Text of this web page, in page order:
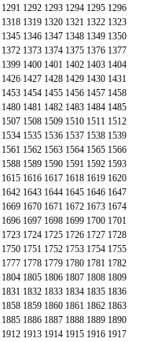
1291 1292 1293 1294 1295 1296
1318 1319 1320 1321 1322 1323
1345 1346 1347 1348 1349 1350
1372 1373 1374 1375 1376 1377
1399 1400 1401 1402 1403 1404
1426 1427 1428 1429 1430 1431
1453 1454 1455 1456 1457 1458
1480 1481 1482 1483 1484 1485
1507 1508 1509 1510 1511 1512
1534 1535 1536 1537 1538 1539
1561 1562 1563 1564 1565 1566
1588 1589 1590 1591 1592 1593
1615 1616 1617 1618 1619 1620
1642 1643 1644 1645 1646 1647
1669 1670 1671 1672 1673 1674
1696 1697 1698 1699 1700 1701
1723 1724 1725 1726 1727 1728
1750 1751 1752 1753 1754 1755
1777 1778 1779 1780 1781 1782
1804 1805 1806 1807 1808 1809
1831 1832 1833 1834 1835 1836
1858 1859 1860 1861 1862 1863
1885 1886 1887 1888 1889 1890
1912 1913 1914 1915 1916 1917